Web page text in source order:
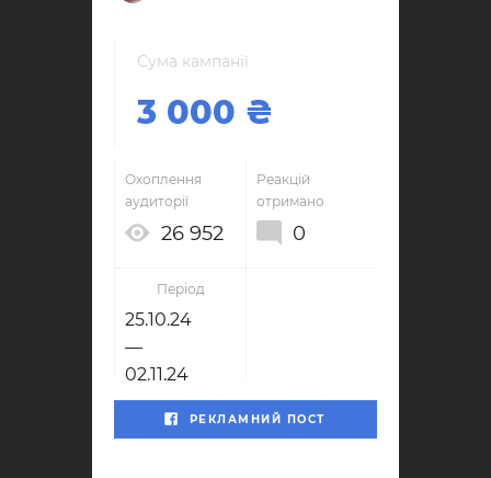
Сума кампанії
3 000
Охоплення
аудиторії
26 952
Реакцій
отримано
0
Період
25.10.24
—
02.11.24
РЕКЛАМНИЙ ПОСТ